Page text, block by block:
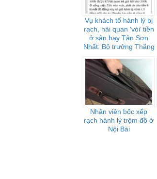
Vụ khách tố hành lý bị
rạch, hải quan ‘vòi’ tiền
ở sân bay Tân Sơn
Nhất: Bộ trưởng Thăng
Nhân viên bốc xếp
rạch hành lý trộm đồ ở
Nội Bài